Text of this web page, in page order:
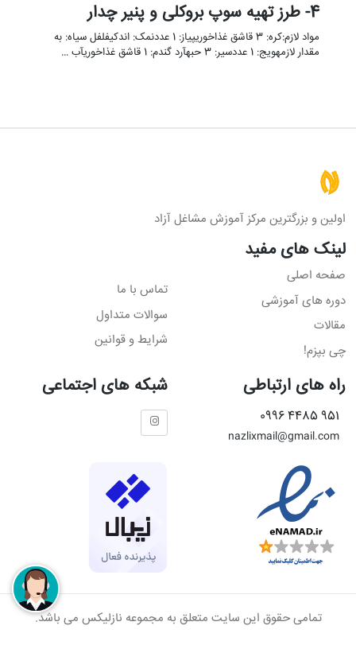
4- طرز تهیه سوپ بروکلی و پنیر چدار
مواد لازم:کره: 3 قاشق غذاخوریپیاز: 1 عددنمک: اندکیفلفل سیاه: به
مقدار لازمهویج: 1 عددسیر: 3 حبهآرد گندم: 1 قاشق غذاخوریآب …
اولین و بزرگترین مرکز آموزش مشاغل آزاد
لینک های مفید
صفحه اصلی
دوره های آموزشی
مقالات
چی بپزم!
تماس با ما
سوالات متداول
شرایط و قوانین
راه های ارتباطی
951 4485 0996
nazlixmail@gmail.com
شبکه های اجتماعی
تمامی حقوق این سایت متعلق به مجموعه نازلیکس می باشد.